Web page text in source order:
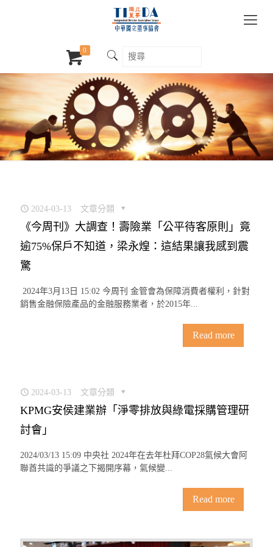
0
2024-03-13 文章分類
《今周刊》大調查！壽險業「公平待客原則」竟
逾75%保戶不知道，梁永煌：這結果讓我感到震
驚
2024年3月13日 15:02 今周刊 金管會為保障消費者權利，針對
銷售金融保險產品的金融服務業者，於2015年...
Read more
2024-03-13 文章分類
KPMG安侯建業辦「淨零排放與綠電採購管理研
討會」
2024/03/13 15:09 中央社 2024年在去年杜拜COP28氣候大會阿
聯酋共識的爭議之下揭開序幕，氣候變...
Read more